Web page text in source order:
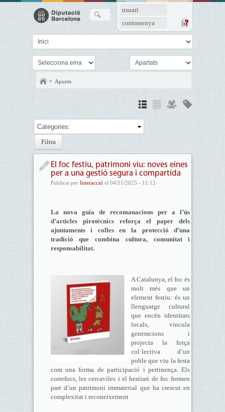
usuari
contrasenya
Apunts
Categories:
El foc festiu, patrimoni viu: noves eines
per a una gestió segura i compartida
Publicat per Interacció el 04/11/2025 - 11:12
La nova guia de recomanacions per a l’ús
d’articles pirotècnics reforça el paper dels
ajuntaments i colles en la protecció d’una
tradició que combina cultura, comunitat i
responsabilitat.
A Catalunya, el foc és
molt més que un
element festiu: és un
llenguatge cultural
que encén identitats
locals, vincula
generacions i
projecta la força
col·lectiva d’un
poble que viu la festa
com una forma de participació i pertinença. Els
correfocs, les cercaviles i el bestiari de foc formen
part d’un patrimoni immaterial que ha crescut en
complexitat i reconeixement